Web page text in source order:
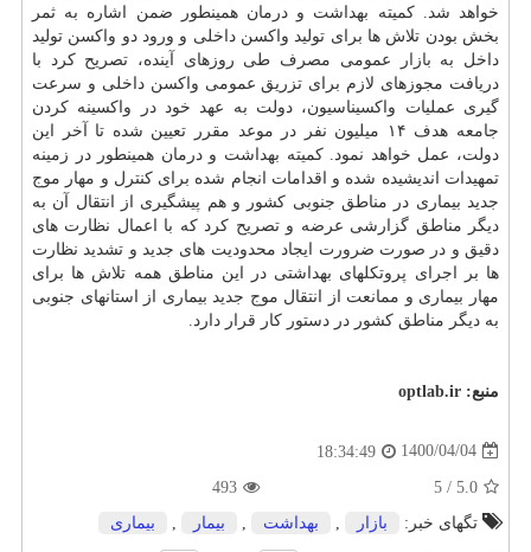
خواهد شد. کمیته بهداشت و درمان همینطور ضمن اشاره به ثمر
بخش بودن تلاش ها برای تولید واکسن داخلی و ورود دو واکسن تولید
داخل به بازار
عمومی مصرف طی روزهای آینده، تصریح کرد با
دریافت مجوزهای لازم برای تزریق عمومی واکسن داخلی و سرعت
گیری عملیات واکسیناسیون، دولت به عهد خود در واکسینه کردن
جامعه هدف ۱۴ میلیون نفر در موعد مقرر تعیین شده تا آخر این
دولت، عمل خواهد نمود. کمیته بهداشت و درمان همینطور در زمینه
تمهیدات اندیشیده شده و اقدامات انجام شده برای کنترل و مهار موج
جدید بیماری در مناطق جنوبی کشور و هم پیشگیری از انتقال آن به
دیگر مناطق گزارشی عرضه و تصریح کرد که با اعمال نظارت های
دقیق و در صورت ضرورت ایجاد محدودیت های جدید و تشدید نظارت
ها بر اجرای پروتکلهای بهداشتی در این مناطق همه تلاش ها برای
مهار بیماری و ممانعت از انتقال موج جدید بیماری از استانهای جنوبی
به دیگر مناطق کشور در دستور کار قرار دارد.
منبع: optlab.ir
1400/04/04
18:34:49
5.0
/
5
493
تگهای خبر:
بازار بهداشت بیمار بیماری